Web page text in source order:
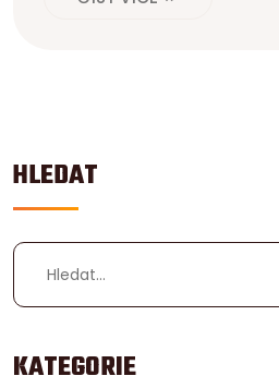
HLEDAT
KATEGORIE